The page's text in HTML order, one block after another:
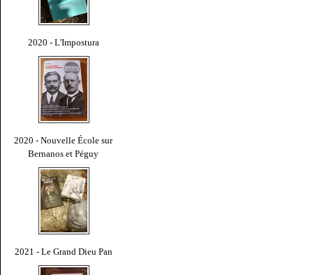
2020 - L'Impostura
2020 - Nouvelle École sur
Bernanos et Péguy
2021 - Le Grand Dieu Pan